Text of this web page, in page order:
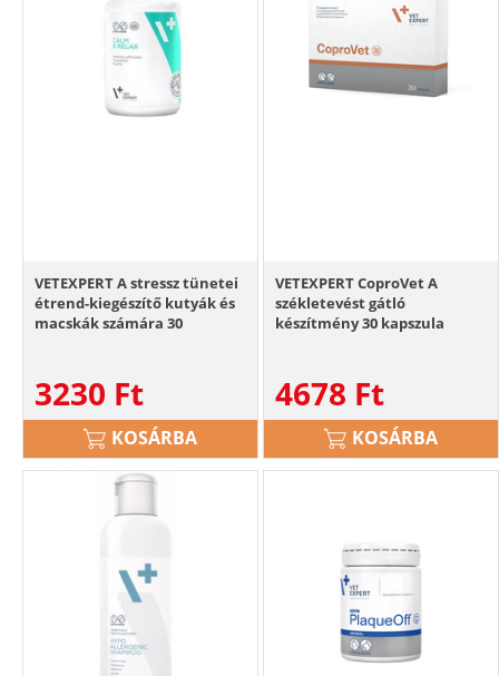
VETEXPERT A stressz tünetei
étrend-kiegészítő kutyák és
macskák számára 30
3230 Ft
KOSÁRBA
VETEXPERT CoproVet A
székletevést gátló
készítmény 30 kapszula
4678 Ft
KOSÁRBA